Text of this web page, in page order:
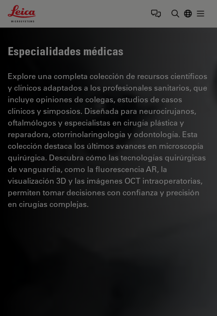
Leica Microsystems Logo
Especialidades médicas
Explore una completa colección de recursos científicos
y clínicos adaptados a los profesionales sanitarios, que
incluye opiniones de colegas, estudios de casos
clínicos y simposios. Diseñada para neurocirujanos,
oftalmólogos y especialistas en cirugía plástica y
reparadora, otorrinolaringología y odontología. Esta
colección destaca los últimos avances en microscopía
quirúrgica. Descubra cómo las tecnologías quirúrgicas
de vanguardia, como la fluorescencia AR, la
visualización 3D y las imágenes OCT intraoperatorias,
permiten tomar decisiones con confianza y precisión
en cirugías complejas.